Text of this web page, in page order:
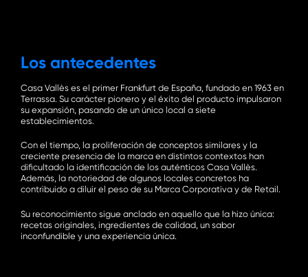
Los antecedentes
Casa Vallès es el primer Frankfurt de España, fundado en 1963 en
Terrassa. Su carácter pionero y el éxito del producto impulsaron
su expansión, pasando de un único local a siete
establecimientos.
Con el tiempo, la proliferación de conceptos similares y la
creciente presencia de la marca en distintos contextos han
dificultado la identificación de los auténticos Casa Vallès.
Además, la notoriedad de algunos locales concretos ha
contribuido a diluir el peso de su Marca Corporativa y de Retail.
Su reconocimiento sigue anclado en aquello que la hizo única:
recetas originales, ingredientes de calidad, un sabor
inconfundible y una experiencia única.